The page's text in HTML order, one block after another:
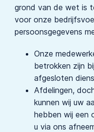
grond van de wet is
voor onze
persoonsgegevens
Onze
betrokken zijn
afgesloten
Afdelingen,
kunnen wij uw
hebben wij een
u via ons